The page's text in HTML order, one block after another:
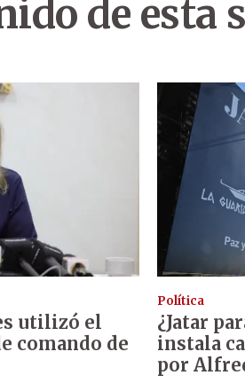
de esta
utilizó el
comando de
Política
¿Jatar
instala
por